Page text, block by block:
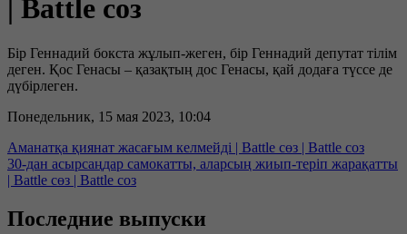
| Battle соз
Бір Геннадий бокста жұлып-жеген, бір Геннадий депутат тілім
деген. Қос Генасы – қазақтың дос Генасы, қай додаға түссе де
дүбірлеген.
Понедельник, 15 мая 2023, 10:04
Аманатқа қиянат жасағым келмейді | Battle сөз | Battle соз
30-дан асырсаңдар самокатты, аларсың жиып-теріп жарақатты
| Battle сөз | Battle соз
Последние выпуски